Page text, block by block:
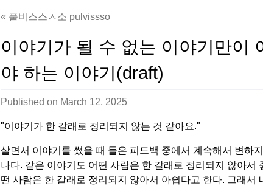
풀비스스ㅅ소 pulvissso
이야기가 될 수 없는 이야기만이
야 하는 이야기(draft)
Published on March 12, 2025
"이야기가 한 갈래로 정리되지 않는 것 같아요."
살면서 이야기를 썼을 때 들은 피드백 중에서 계속해서 변하
나다. 같은 이야기도 어떤 사람은 한 갈래로 정리되지 않아서
떤 사람은 한 갈래로 정리되지 않아서 아쉽다고 한다. 그래서